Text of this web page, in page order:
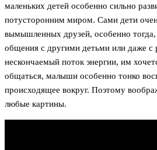
маленьких детей особенно сильно
потусторонним миром. Сами дети
вымышленных друзей, особенно тогда,
общения с другими детьми или даже
нескончаемый поток энергии, им
общаться, малыши особенно тонко
происходящее вокруг. Поэтому
любые картины.